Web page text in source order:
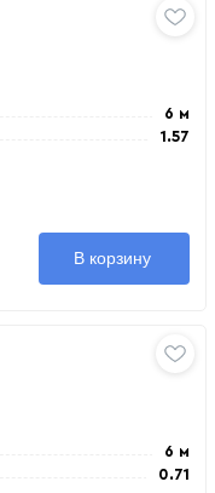
6 м
1.57
В корзину
6 м
0.71